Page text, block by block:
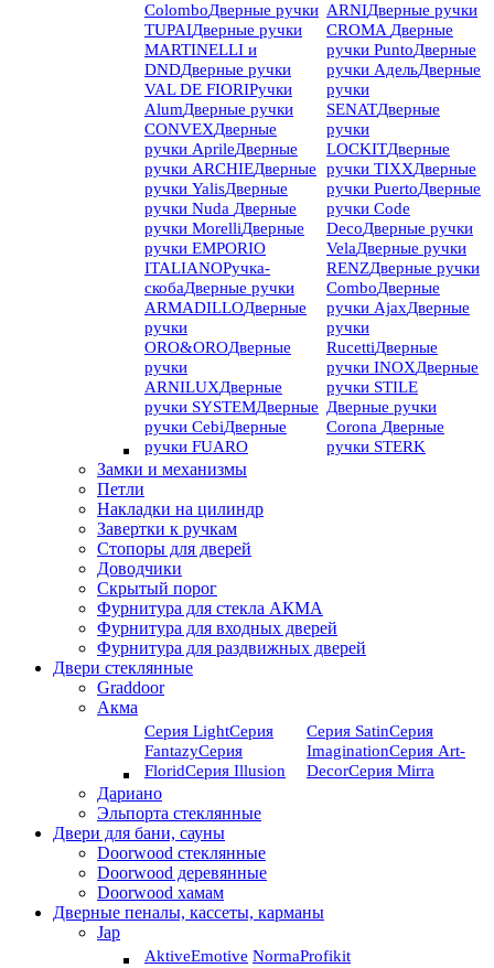
ColomboДверные ручки
TUPAIДверные ручки
MARTINELLI и
DNDДверные ручки
VAL DE FIORIРучки
AlumДверные ручки
CONVEXДверные
ручки AprileДверные
ручки ARCHIEДверные
ручки YalisДверные
ручки Nuda Дверные
ручки MorelliДверные
ручки EMPORIO
ITALIANOРучка-
скобаДверные ручки
ARMADILLOДверные
ручки
ORO&OROДверные
ручки
ARNILUXДверные
ручки SYSTEMДверные
ручки CebiДверные
ручки FUARO
ARNIДверные ручки
CROMA Дверные
ручки PuntoДверные
ручки АдельДверные
ручки
SENATДверные
ручки
LOCKITДверные
ручки TIXXДверные
ручки PuertoДверные
ручки Code
DecoДверные ручки
VelaДверные ручки
RENZДверные ручки
ComboДверные
ручки AjaxДверные
ручки
RucettiДверные
ручки INOXДверные
ручки STILE
Дверные ручки
Corona Дверные
ручки STERK
Замки и механизмы
Петли
Накладки на цилиндр
Завертки к ручкам
Стопоры для дверей
Доводчики
Скрытый порог
Фурнитура для стекла АКМА
Фурнитура для входных дверей
Фурнитура для раздвижных дверей
Двери стеклянные
Graddoor
Акма
Серия LightСерия
FantazyСерия
FloridСерия Illusion
Серия SatinСерия
ImaginationСерия Art-
DeсorСерия Mirra
Дариано
Эльпорта стеклянные
Двери для бани, сауны
Doorwood стеклянные
Doorwood деревянные
Doorwood хамам
Дверные пеналы, кассеты, карманы
Jap
AktiveEmotive NormaProfikit